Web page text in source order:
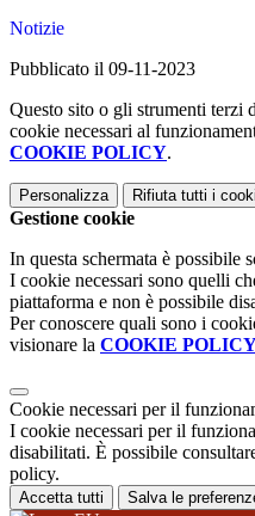
Notizie
Pubblicato il 09-11-2023
Questo sito o gli strumenti terzi
cookie necessari al
COOKIE POLICY.
Personalizza Rifiuta tutti i
Gestione cookie
In questa schermata è possibile
I cookie necessari sono quelli
piattaforma e non è possibile
Per conoscere quali sono i
visionare la COOKIE
Cookie necessari per il
I cookie necessari per il
disabilitati. È possibile
policy.
Accetta tutti Salva le